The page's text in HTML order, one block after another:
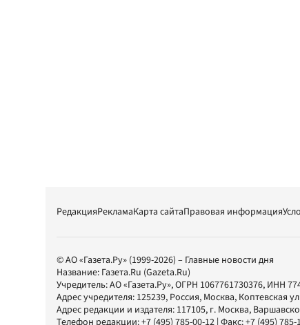
РедакцияРекламаКарта сайтаПравовая информация
© АО «Газета.Ру» (1999-2026) – Главные новости дня
Название: Газета.Ru (Gazeta.Ru)
Учредитель:АО «Газета.Ру», ОГРН 1067761730376, ИНН
Адрес учредителя: 125239, Россия, Москва, Коптевская
Адрес редакции и издателя: 117105, г. Москва,
Телефон редакции:+7 (495) 785-00-12 | Факс:+7 (495) 785-